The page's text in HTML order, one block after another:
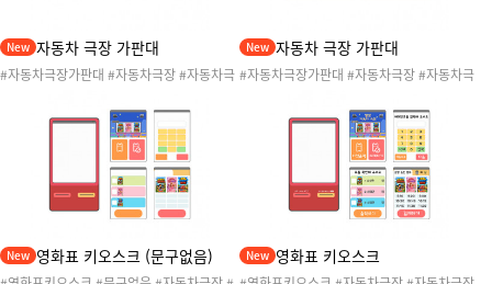
자동차 극장 가판대
New
#자동차극장가판대 #자동차극장 #자동차극
교통기관놀이 #교통기관활동 #교통기관도안
#영화관매점 #자동차극장매점 #자동차놀이
자동차 극장 가판대
New
#자동차극장가판대 #자동차극장 #자동차극
교통기관놀이 #교통기관활동 #교통기관도안
#영화관매점 #자동차극장매점 #자동차놀이
영화표 키오스크 (문구없음)
New 영화표 키오스크
New